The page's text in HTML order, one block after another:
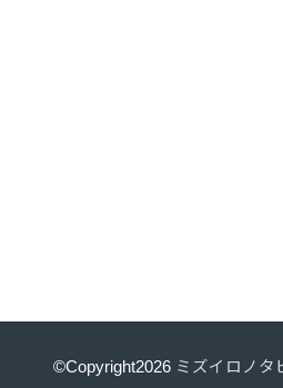
©Copyright2026 ミズイロノタ